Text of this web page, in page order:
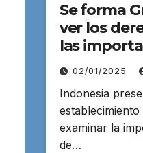
Se forma
ver los
las
grasos
02/01/2025
Indonesia
examinar la
de…